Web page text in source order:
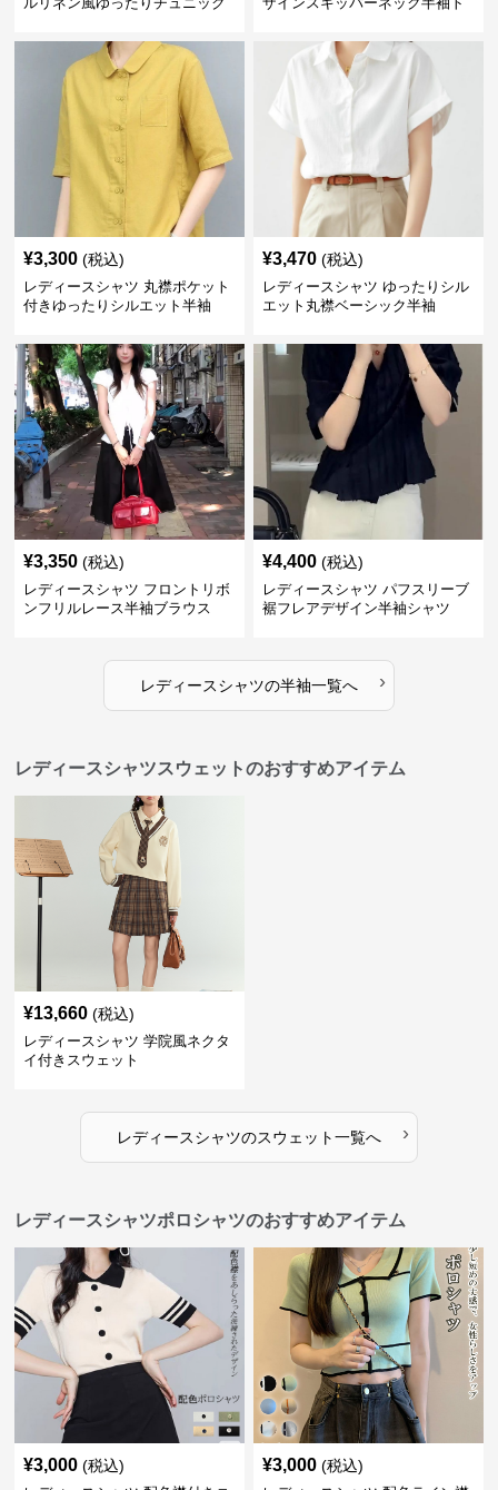
¥3,300 (税込)
レディースシャツ 丸襟ポケット
付きゆったりシルエット半袖
¥3,470 (税込)
レディースシャツ ゆったりシル
エット丸襟ベーシック半袖
¥3,350 (税込)
レディースシャツ フロントリボ
ンフリルレース半袖ブラウス
¥4,400 (税込)
レディースシャツ パフスリーブ
裾フレアデザイン半袖シャツ
レディースシャツの半袖一覧へ ›
レディースシャツスウェットのおすすめアイテム
¥13,660 (税込)
レディースシャツ 学院風ネクタ
イ付きスウェット
レディースシャツのスウェット一覧へ ›
レディースシャツポロシャツのおすすめアイテム
¥3,000 (税込) ¥3,000 (税込)